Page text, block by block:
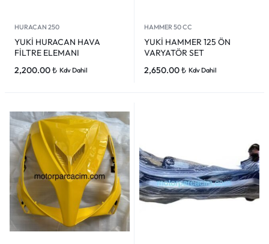
HURACAN 250
YUKİ HURACAN HAVA
FİLTRE ELEMANI
2,200.00₺ Kdv Dahil
HAMMER 50 CC
YUKİ HAMMER 125 ÖN
VARYATÖR SET
2,650.00₺ Kdv Dahil